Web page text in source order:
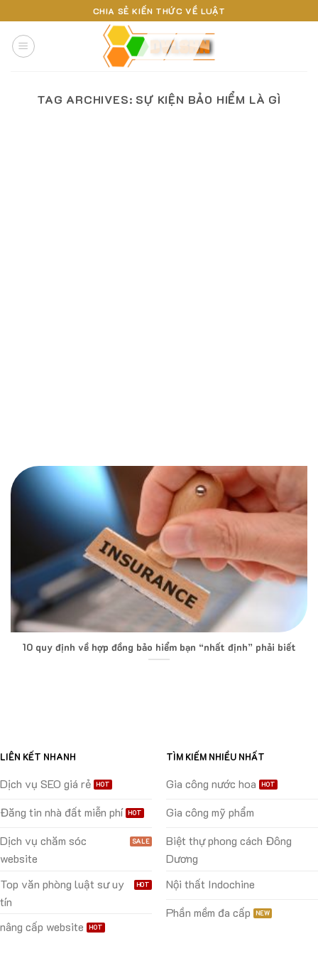
to
content
CHIA SẺ KIẾN THỨC VỀ LUẬT
TAG ARCHIVES: SỰ KIỆN BẢO HIỂM LÀ GÌ
10 quy định về hợp đồng bảo hiểm bạn “nhất định” phải biết
LIÊN KẾT NHANH
Dịch vụ SEO giá rẻ
Đăng tin nhà đất miễn phí
Dịch vụ chăm sóc
website
Top văn phòng luật sư uy
tín
nâng cấp website
TÌM KIẾM NHIỀU NHẤT
Gia công nước hoa
Gia công mỹ phẩm
Biệt thự phong cách Đông
Dương
Nội thất Indochine
Phần mềm đa cấp